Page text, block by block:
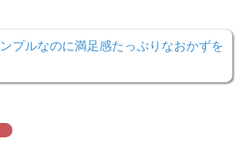
プルなのに満足感たっぷりなおかずを